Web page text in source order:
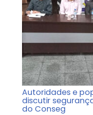
Autoridades e
discutir
do Conseg